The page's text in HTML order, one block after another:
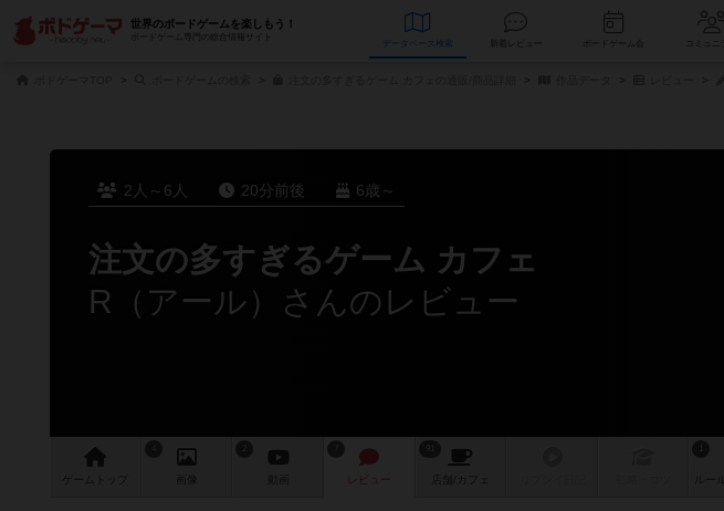
世界のボードゲームを楽しもう！
ボードゲーム専門の総合情報サイト
データベース
2人～6人 20分前後 6歳～
注文の多すぎるゲーム カフェ
R（アール）さんのレビュー
ゲーム 画像 レビュー 店舗/ カフェ